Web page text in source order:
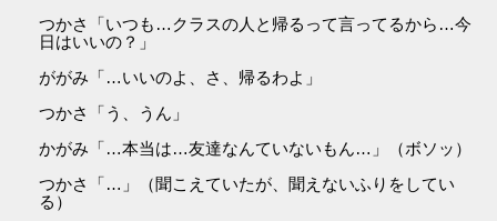
つかさ「いつも…クラスの人と帰るって言ってるから…今
日はいいの？」
ががみ「…いいのよ、さ、帰るわよ」
つかさ「う、うん」
かがみ「…本当は…友達なんていないもん…」（ボソッ）
つかさ「…」（聞こえていたが、聞えないふりをしてい
る）